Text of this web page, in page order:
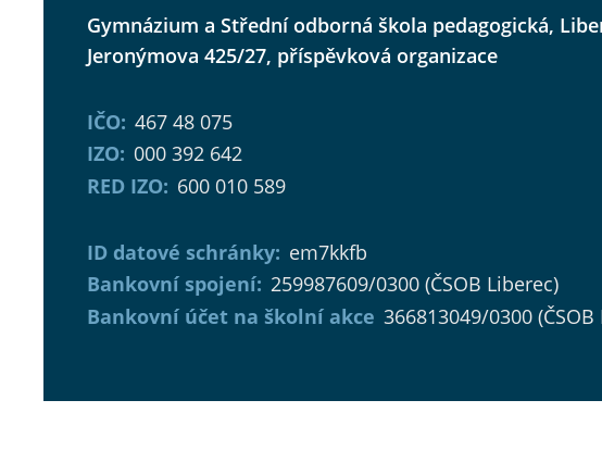
Gymnázium a Střední odborná škola pedagogická,
Jeronýmova 425/27, příspěvková organizace
IČO: 467 48 075
IZO: 000 392 642
RED IZO: 600 010 589
ID datové schránky: em7kkfb
Bankovní spojení: 259987609/0300 (ČSOB Liberec)
Bankovní účet na školní akce 366813049/0300